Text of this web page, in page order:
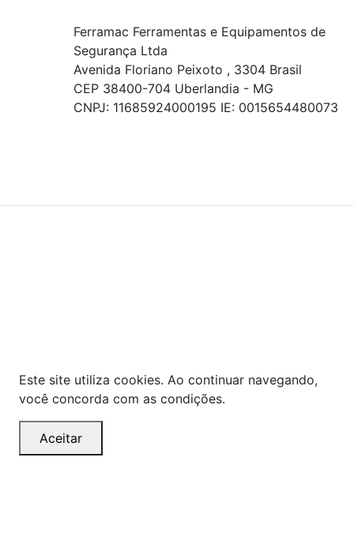
Ferramac Ferramentas e Equipamentos de
Segurança Ltda
Avenida Floriano Peixoto , 3304 Brasil
CEP 38400-704 Uberlandia - MG
CNPJ: 11685924000195 IE: 0015654480073
Este site utiliza cookies. Ao continuar navegando,
você concorda com as condições.
Aceitar